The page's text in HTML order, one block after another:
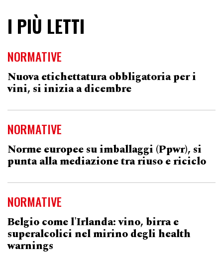
I PIÙ LETTI
NORMATIVE
Nuova etichettatura obbligatoria per i
vini, si inizia a dicembre
NORMATIVE
Norme europee su imballaggi (Ppwr), si
punta alla mediazione tra riuso e riciclo
NORMATIVE
Belgio come l'Irlanda: vino, birra e
superalcolici nel mirino degli health
warnings